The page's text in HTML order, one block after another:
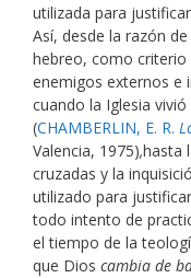
utilizada para
Así, desde la razón
hebreo, como criterio
enemigos externos e
cuando la Iglesia
(CHAMBERLIN, E. R.
Valencia, 1975),hasta
cruzadas y la
utilizado para
todo intento de
el tiempo de la
que Dios cambia de